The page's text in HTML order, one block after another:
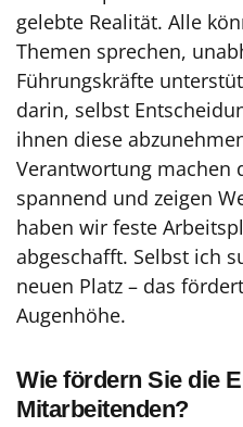
gelebte Realität. Alle
Themen sprechen,
Führungskräfte
darin, selbst
ihnen diese
Verantwortung machen
spannend und zeigen
haben wir feste
abgeschafft. Selbst ich
neuen Platz – das
Augenhöhe.
Wie fördern Sie die
Mitarbeitenden?